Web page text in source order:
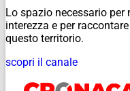
Lo spazio necessario
interezza e per
questo territorio.
scopri il canale